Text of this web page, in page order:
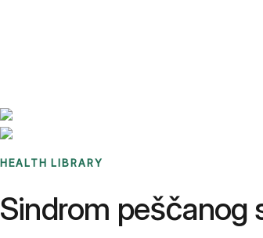
HEALTH LIBRARY
Sindrom peščanog